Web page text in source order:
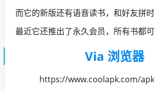
而它的新版还有语音读书，和好友拼时
最近它还推出了永久会员，所有书都可
Via 浏览器
https://www.coolapk.com/